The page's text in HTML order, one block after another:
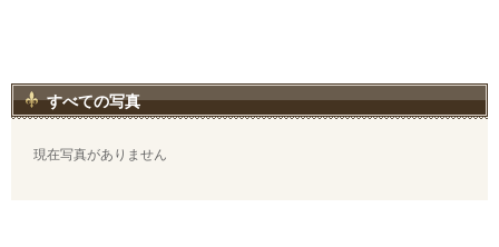
すべての写真
現在写真がありません